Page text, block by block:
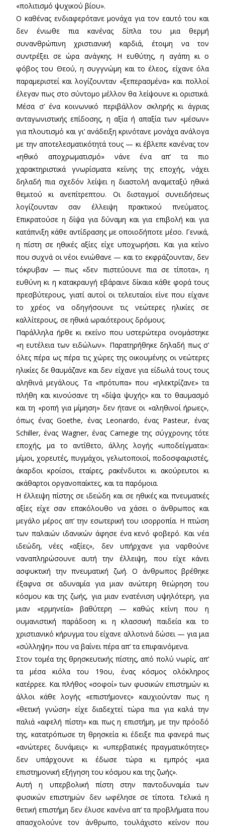
«πολιτισμό ψυχικού βίου».
Ο καθένας ενδιαφερότανε μονάχα για τον εαυτό του και
δεν ένιωθε πια κανένας δίπλα του μια θερμή
συνανθρώπινη χριστιανική καρδιά, έτοιμη να τον
συντρέξει σε ώρα ανάγκης. Η ευθύτης, η αγάπη κι ο
φόβος του Θεού, η συγγνώμη και το έλεος, είχανε όλα
παραμεριστεί και λογίζουνταν «ξεπερασμένα» και πολλοί
έλεγαν πως στο σύντομο μέλλον θα λείψουνε κι οριστικά.
Μέσα σ’ ένα κοινωνικό περιβάλλον σκληρής κι άγριας
ανταγωνιστικής επίδοσης, η αξία ή απαξία των «μέσων»
για πλουτισμό και γι’ ανάδειξη κρινότανε μονάχα ανάλογα
με την αποτελεσματικότητά τους — κι έβλεπε κανένας τον
«ηθικό αποχρωματισμό» νάνε ένα απ’ τα πιο
χαρακτηριστικά γνωρίσματα κείνης της εποχής, νάχει
δηλαδή πια σχεδόν λείψει η διαστολή αναμεταξύ ηθικά
θεμιτού κι ανεπίτρεπτου. Οι δισταγμοί συνειδήσεως
λογίζουνταν σαν έλλειψη πρακτικού πνεύματος.
Επικρατούσε η δίψα για δύναμη και για επιβολή και για
κατάπνιξη κάθε αντίδρασης με οποιοδήποτε μέσο. Γενικά,
η πίστη σε ηθικές αξίες είχε υποχωρήσει. Και για κείνο
που συχνά οι νέοι ενιώθανε — και το εκφράζουνταν, δεν
τόκρυβαν — πως «δεν πιστεύουνε πια σε τίποτα», η
ευθύνη κι η κατακραυγή εβάραινε δίκαια κάθε φορά τους
πρεσβύτερους, γιατί αυτοί οι τελευταίοι είνε που είχανε
το χρέος να οδηγήσουνε τις νεώτερες ηλικίες σε
καλλίτερους, σε ηθικά ωραιότερους δρόμους.
Παράλληλα ήρθε κι εκείνο που υστερώτερα ονομάστηκε
«η ευτέλεια των ειδώλων». Παρατηρήθηκε δηλαδή πως σ’
όλες πέρα ως πέρα τις χώρες της οικουμένης οι νεώτερες
ηλικίες δε θαυμάζανε και δεν είχανε για είδωλά τους τους
αληθινά μεγάλους. Τα «πρότυπα» που «ηλεκτρίζανε» τα
πλήθη και κινούσανε τη «δίψα ψυχής» και το θαυμασμό
και τη «ροπή για μίμηση» δεν ήτανε οι «αληθινοί ήρωες»,
όπως ένας Goethe, ένας Leonardo, ένας Pasteur, ένας
Schiller, ένας Wagner, ένας Carnegie της σύγχρονης τότε
εποχής, μα το αντίθετο, άλλης λογής «υποδείγματα»:
μίμοι, χορευτές, πυγμάχοι, γελωτοποιοί, ποδοσφαιριστές,
άκαρδοι κροίσοι, εταίρες, ρακένδυτοι κι ακούρευτοι κι
ακάθαρτοι οργανοπαίκτες, και τα παρόμοια.
Η έλλειψη πίστης σε ιδεώδη και σε ηθικές και πνευματκές
αξίες είχε σαν επακόλουθο να χάσει ο άνθρωπος και
μεγάλο μέρος απ’ την εσωτερική του ισορροπία. Η πτώση
των παλαιών ιδανικών άφησε ένα κενό φοβερό. Και νέα
ιδεώδη, νέες «αξίες», δεν υπήρχανε για ναρθούνε
ναναπληρώσουνε αυτή την έλλειψη, που είχε κάνει
ασφυκτική την πνευματική ζωή. Ο άνθρωπος βρέθηκε
έξαφνα σε αδυναμία για μιαν ανώτερη θεώρηση του
κόσμου και της ζωής, για μιαν ενατένιση υψηλότερη, για
μιαν «ερμηνεία» βαθύτερη — καθώς κείνη που η
ουμανιστική παράδοση κι η κλασσική παιδεία και το
χριστιανικό κήρυγμα του είχανε αλλοτινά δώσει — για μια
«σύλληψη» που να βαίνει πέρα απ’ τα επιφαινόμενα.
Στον τομέα της θρησκευτικής πίστης, από πολύ νωρίς, απ’
τα μέσα κιόλα του 19ου, ένας κόσμος ολόκληρος
κατέρρεε. Και πλήθος «σοφοί» των φυσικών επιστημών κι
άλλοι κάθε λογής «επιστήμονες» καυχιούνταν πως η
«θετική γνώση» είχε διαδεχτεί τώρα πια για καλά την
παλιά «αφελή πίστη» και πως η επιστήμη, με την πρόοδό
της, κατατρόπωσε τη θρησκεία κι έδειξε πια φανερά πως
«ανώτερες δυνάμεις» κι «υπερβατικές πραγματικότητες»
δεν υπάρχουνε κι έδωσε τώρα κι εμπρός «μια
επιστημονική εξήγηση του κόσμου και της ζωής».
Αυτή η υπερβολική πίστη στην παντοδυναμία των
φυσικών επιστημών δεν ωφέλησε σε τίποτα. Τελικά η
θετική επιστήμη δεν έλυσε κανένα απ’ τα προβλήματα που
απασχολούνε τον άνθρωπο, τουλάχιστο κείνον που